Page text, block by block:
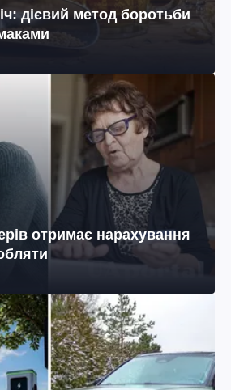
дієвий метод боротьби
отримає нарахування